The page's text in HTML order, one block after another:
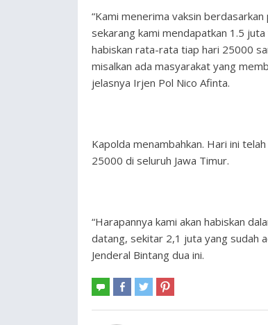
“Kami menerima vaksin
sekarang kami mendapatkan 1.5
habiskan rata-rata tiap hari 25000
misalkan ada masyarakat yang
jelasnya Irjen Pol Nico Afinta.
Kapolda menambahkan. Hari ini
25000 di seluruh Jawa Timur.
“Harapannya kami akan habiskan
datang, sekitar 2,1 juta yang sudah
Jenderal Bintang dua ini.